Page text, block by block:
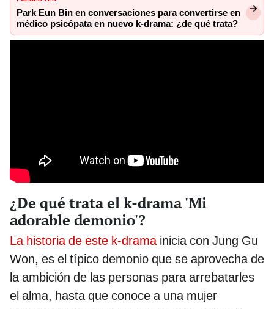
Park Eun Bin en conversaciones para convertirse en
médico psicópata en nuevo k-drama: ¿de qué trata?
¿De qué trata el k-drama 'Mi
adorable demonio'?
La historia de este k-dramainicia con Jung Gu
Won, es el típico demonio que se aprovecha de
la ambición de las personas para arrebatarles
el alma, hasta que conoce a una mujer